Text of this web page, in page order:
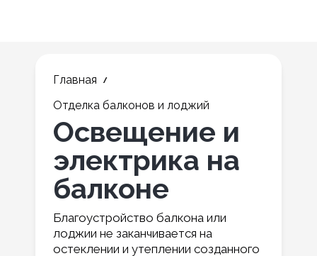
Главная
Отделка балконов и лоджий
Освещение и
электрика на
балконе
Благоустройство балкона или
лоджии не заканчивается на
остеклении и утеплении созданного